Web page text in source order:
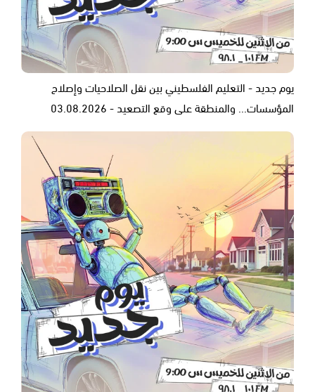
يوم جديد - التعليم الفلسطيني بين نقل الصلاحيات وإصلاح
المؤسسات... والمنطقة على وقع التصعيد - 03.08.2026